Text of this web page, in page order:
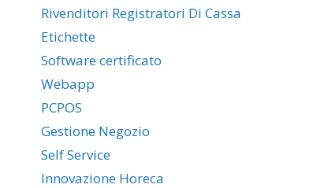
Rivenditori Registratori Di Cassa
Etichette
Software certificato
Webapp
PCPOS
Gestione Negozio
Self Service
Innovazione Horeca